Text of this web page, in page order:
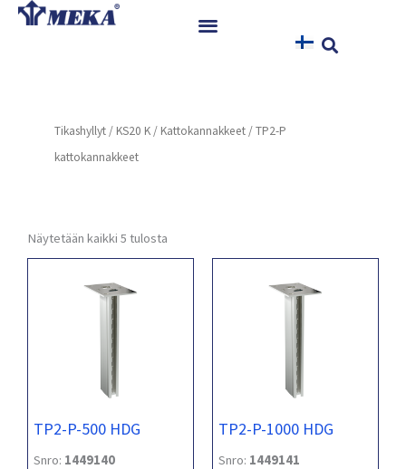
Siirry
Referenssit
Uutiset
Yhteystiedot
Tikashyllyt / KS20 K / Kattokannakkeet / TP2-P
kattokannakkeet
Näytetään kaikki 5 tulosta
TP2-P-500 HDG
Snro: 1449140
TP2-P-1000 HDG
Snro: 1449141